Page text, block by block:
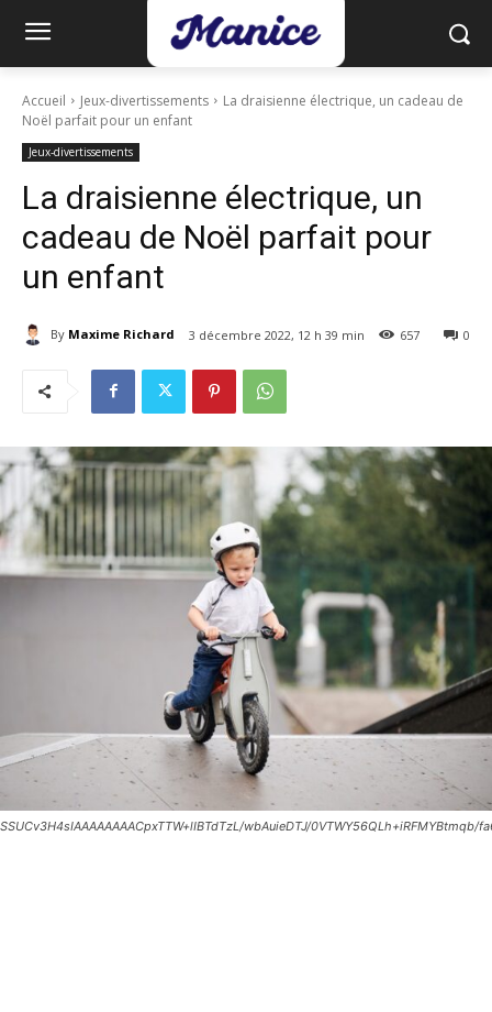
Accueil Jeux-divertissements
La draisienne électrique, un cadeau de
Noël parfait pour un enfant
Jeux-divertissements
La draisienne électrique, un
cadeau de Noël parfait pour
un enfant
By Maxime Richard 3 décembre 2022, 12 h 39 min 0
657
SSUCv3H4sIAAAAAAAACpxTTW+lIBTdTzL/wbAuieDTJ/